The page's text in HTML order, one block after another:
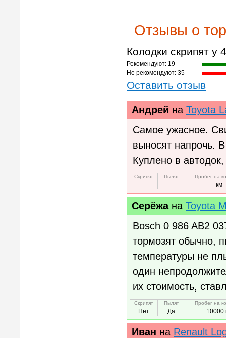
Отзывы о
Колодки скрипят у
Рекомендуют: 19
Не рекомендуют: 35
Оставить отзыв
Андрей на Toyota
Самое ужасное.
выносят напрочь.
Куплено в
Скрипят
-
Пылят
-
Пробег на
км
Серёжана Toyota
Bosch 0 986 AB2
тормозят обычно,
температуры не
один
их стоимость,
Скрипят
Нет
Пылят
Да
Пробег на
10000
Иван на Renault